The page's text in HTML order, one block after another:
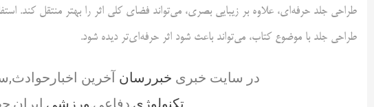
طراحی جلد حرفه‌ای، علاوه بر زیبایی بصری، می‌تواند فضای کلی اثر را بهتر منتقل کند.
طراحی جلد با موضوع کتاب، می‌تواند باعث شود اثر حرفه‌ای‌تر دیده شود.
در سایت خبری خبررسان آخرین
تکنولوژی,دفاعی,ورزشی